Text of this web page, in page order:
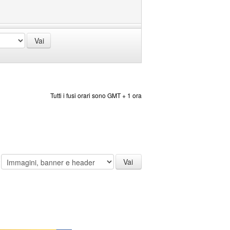
Tutti i fusi orari sono GMT + 1 ora